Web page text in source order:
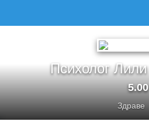
Психолог
Здраве